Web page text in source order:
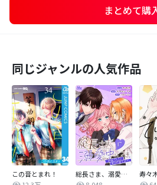
まとめて購
同じジャンルの人気作品
この音とまれ！
総長さま、溺愛中につき。～最強イケメンと愛され寮生活！？～ 分冊版